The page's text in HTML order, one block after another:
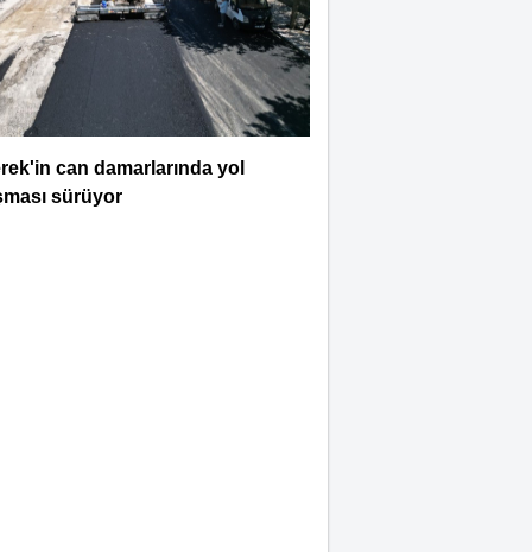
Selahattin İlhan
SAÂDET Mİ, ŞEKÂVET Mİ?
İNSANIN KADERİNE
Mahmut Hanpolat
Adanmış bir hayat: Neşet
can damarlarında yol
sürüyor